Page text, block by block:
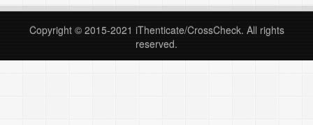
减可能会破坏程序比对的划分范围，增加重复内容
容，如作者地址、摘要、引言、方法、结果、讨
论、结论、……继续阅读 »
Copyright © 2015-2021 iThenticate/CrossCheck. All rights
reserved.